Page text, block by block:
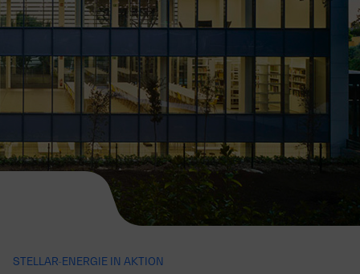
STELLAR-ENERGIE IN AKTION